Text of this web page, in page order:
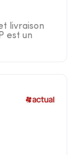
livraison
est un